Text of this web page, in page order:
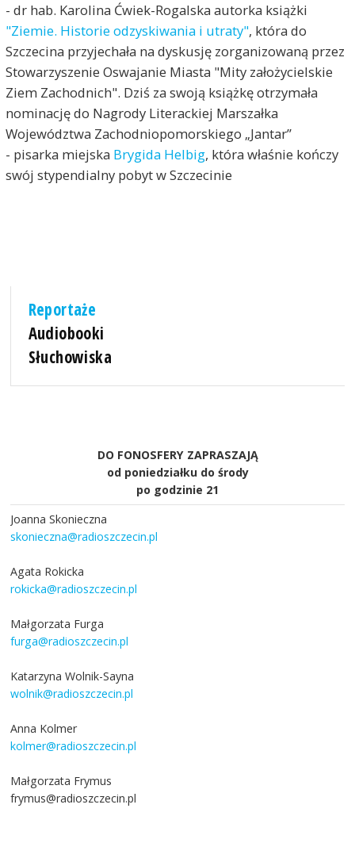
- dr hab. Karolina Ćwiek-Rogalska autorka książki
"Ziemie. Historie odzyskiwania i utraty", która do
Szczecina przyjechała na dyskusję zorganizowaną przez
Stowarzyszenie Oswajanie Miasta "Mity założycielskie
Ziem Zachodnich". Dziś za swoją książkę otrzymała
nominację do Nagrody Literackiej Marszałka
Województwa Zachodniopomorskiego „Jantar”
- pisarka miejska Brygida Helbig, która właśnie kończy
swój stypendialny pobyt w Szczecinie
Reportaże
Audiobooki
Słuchowiska
DO FONOSFERY ZAPRASZAJĄ
od poniedziałku do środy
po godzinie 21
Joanna Skonieczna
skonieczna@radioszczecin.pl
Agata Rokicka
rokicka@radioszczecin.pl
Małgorzata Furga
furga@radioszczecin.pl
Katarzyna Wolnik-Sayna
wolnik@radioszczecin.pl
Anna Kolmer
kolmer@radioszczecin.pl
Małgorzata Frymus
frymus@radioszczecin.pl